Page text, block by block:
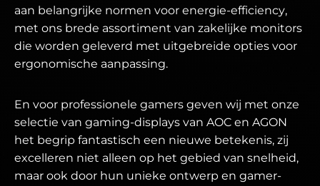
aan belangrijke normen voor energie-efficiency,
met ons brede assortiment van zakelijke monitors
die worden geleverd met uitgebreide opties voor
ergonomische aanpassing.
En voor professionele gamers geven wij met onze
selectie van gaming-displays van AOC en AGON
het begrip fantastisch een nieuwe betekenis, zij
excelleren niet alleen op het gebied van snelheid,
maar ook door hun unieke ontwerp en gamer-